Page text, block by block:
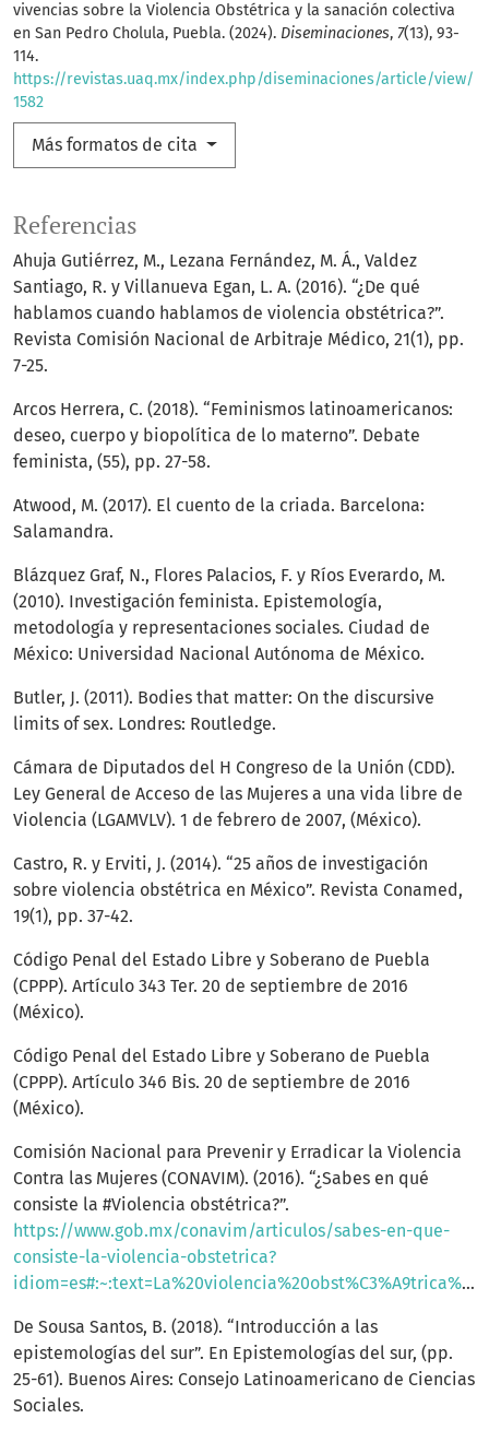
vivencias sobre la Violencia Obstétrica y la sanación colectiva
en San Pedro Cholula, Puebla. (2024). Diseminaciones, 7(13), 93-
114.
https://revistas.uaq.mx/index.php/diseminaciones/article/view/
1582
Más formatos de cita
Referencias
Ahuja Gutiérrez, M., Lezana Fernández, M. Á., Valdez
Santiago, R. y Villanueva Egan, L. A. (2016). “¿De qué
hablamos cuando hablamos de violencia obstétrica?”.
Revista Comisión Nacional de Arbitraje Médico, 21(1), pp.
7-25.
Arcos Herrera, C. (2018). “Feminismos latinoamericanos:
deseo, cuerpo y biopolítica de lo materno”. Debate
feminista, (55), pp. 27-58.
Atwood, M. (2017). El cuento de la criada. Barcelona:
Salamandra.
Blázquez Graf, N., Flores Palacios, F. y Ríos Everardo, M.
(2010). Investigación feminista. Epistemología,
metodología y representaciones sociales. Ciudad de
México: Universidad Nacional Autónoma de México.
Butler, J. (2011). Bodies that matter: On the discursive
limits of sex. Londres: Routledge.
Cámara de Diputados del H Congreso de la Unión (CDD).
Ley General de Acceso de las Mujeres a una vida libre de
Violencia (LGAMVLV). 1 de febrero de 2007, (México).
Castro, R. y Erviti, J. (2014). “25 años de investigación
sobre violencia obstétrica en México”. Revista Conamed,
19(1), pp. 37-42.
Código Penal del Estado Libre y Soberano de Puebla
(CPPP). Artículo 343 Ter. 20 de septiembre de 2016
(México).
Código Penal del Estado Libre y Soberano de Puebla
(CPPP). Artículo 346 Bis. 20 de septiembre de 2016
(México).
Comisión Nacional para Prevenir y Erradicar la Violencia
Contra las Mujeres (CONAVIM). (2016). “¿Sabes en qué
consiste la #Violencia obstétrica?”.
https://www.gob.mx/conavim/articulos/sabes-en-que-
consiste-la-violencia-obstetrica?
idiom=es#:~:text=La%20violencia%20obst%C3%A9trica%20se%20genera,la%20esferas%20de%20la%20sociedad
De Sousa Santos, B. (2018). “Introducción a las
epistemologías del sur”. En Epistemologías del sur, (pp.
25-61). Buenos Aires: Consejo Latinoamericano de Ciencias
Sociales.